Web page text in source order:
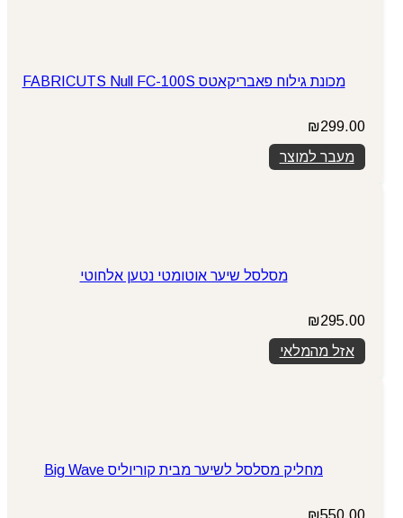
מכונת גילוח פאבריקאטס FABRICUTS Null FC-100S
₪299.00
מעבר למוצר
מסלסל שיער אוטומטי נטען אלחוטי
₪295.00
אזל מהמלאי
מחליק מסלסל לשיער מבית קוריוליס Big Wave
₪550.00